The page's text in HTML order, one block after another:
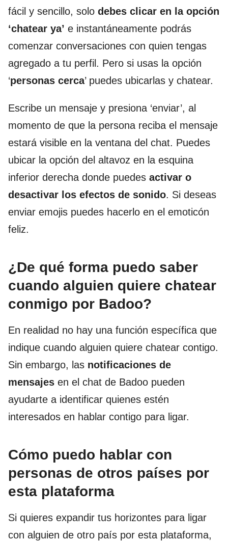
fácil y sencillo, solo debes clicar en la opción
‘chatear ya’ e instantáneamente podrás
comenzar conversaciones con quien tengas
agregado a tu perfil. Pero si usas la opción
‘personas cerca’ puedes ubicarlas y chatear.
Escribe un mensaje y presiona ‘enviar’, al
momento de que la persona reciba el mensaje
estará visible en la ventana del chat. Puedes
ubicar la opción del altavoz en la esquina
inferior derecha donde puedes activar o
desactivar los efectos de sonido. Si deseas
enviar emojis puedes hacerlo en el emoticón
feliz.
¿De qué forma puedo saber
cuando alguien quiere chatear
conmigo por Badoo?
En realidad no hay una función específica que
indique cuando alguien quiere chatear contigo.
Sin embargo, las notificaciones de
mensajes en el chat de Badoo pueden
ayudarte a identificar quienes estén
interesados en hablar contigo para ligar.
Cómo puedo hablar con
personas de otros países por
esta plataforma
Si quieres expandir tus horizontes para ligar
con alguien de otro país por esta plataforma,